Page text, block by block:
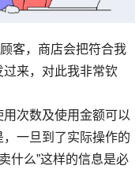
客，商店会把符合我
来，对此我非常钦
次数及使用金额可以
一旦到了实际操作的
什么”这样的信息是必